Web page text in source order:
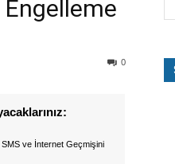
0
ve İnternet Geçmişini